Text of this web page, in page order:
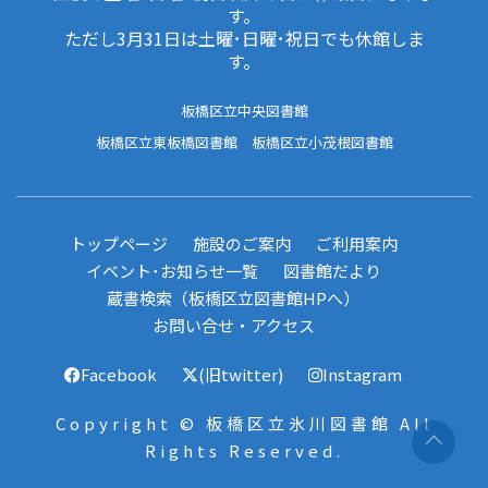
す。
ただし3月31日は土曜･日曜･祝日でも休館しま
す。
板橋区立中央図書館
板橋区立東板橋図書館
板橋区立小茂根図書館
トップページ 施設のご案内
ご利用案内
イベント･お知らせ一覧
図書館だより
蔵書検索（板橋区立図書館HPへ）
お問い合せ・アクセス
Facebook (旧twitter) Instagram
Copyright © 板橋区立氷川図書館 All
Rights Reserved.